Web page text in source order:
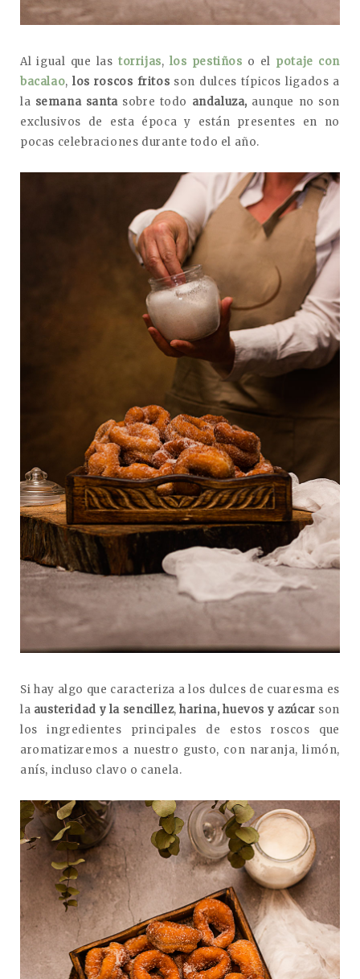
Al igual que las torrijas, los pestiños o el potaje con
bacalao, los roscos fritos son dulces típicos ligados a
la semana santasobre todo andaluza, aunque no son
exclusivos de esta época y están presentes en no
pocas celebraciones durante todo el año.
Si hay algo que caracteriza a los dulces de cuaresma es
la austeridad y la sencillez, harina, huevos y azúcar son
los ingredientes principales de estos roscos que
aromatizaremos a nuestro gusto, con naranja, limón,
anís, incluso clavo o canela.